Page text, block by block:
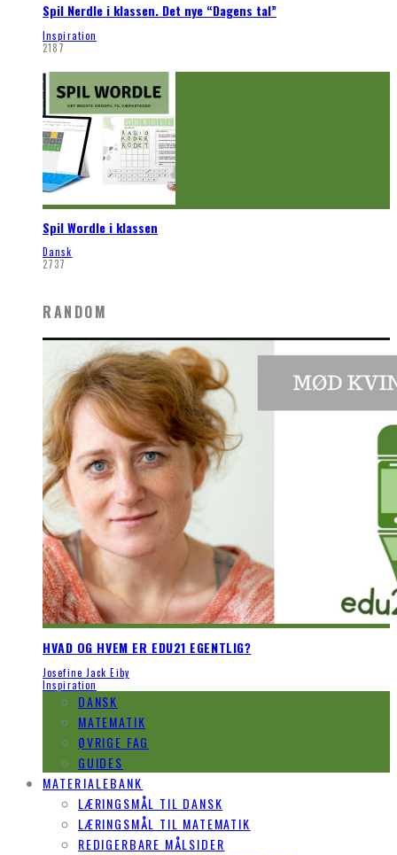
Spil Nerdle i klassen. Det nye “Dagens tal”
Inspiration
2187
Spil Wordle i klassen
Dansk
2737
RANDOM
HVAD OG HVEM ER EDU21 EGENTLIG?
Josefine Jack Eiby
Inspiration
DANSK
MATEMATIK
ØVRIGE FAG
GUIDES
MATERIALEBANK
LÆRINGSMÅL TIL DANSK
LÆRINGSMÅL TIL MATEMATIK
REDIGERBARE MÅLSIDER